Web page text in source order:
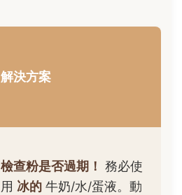
解決方案
檢查粉是否過期！ 務必使
用 冰的 牛奶/水/蛋液。動